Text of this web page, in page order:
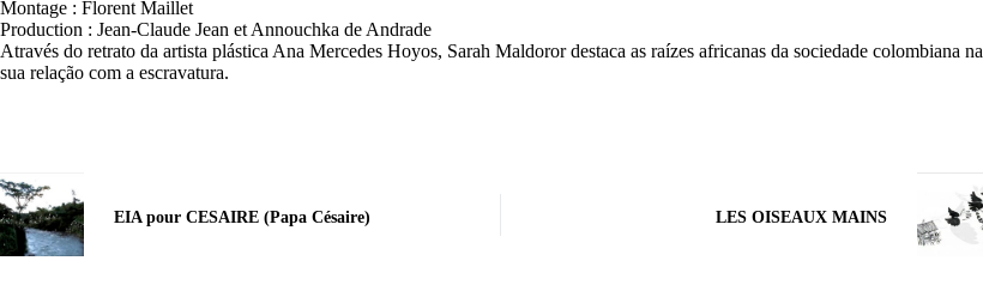
Montage : Florent Maillet
Production : Jean-Claude Jean et Annouchka de Andrade
Através do retrato da artista plástica Ana Mercedes Hoyos, Sarah Maldoror destaca as raízes africanas da sociedade colombiana na
sua relação com a escravatura.
EIA pour CESAIRE (Papa Césaire) LES OISEAUX MAINS